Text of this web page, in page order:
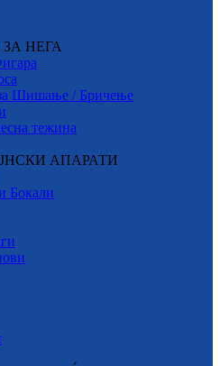
НЕГА
Шишање / Бричење
тежина
АПАРАТИ
Бокали